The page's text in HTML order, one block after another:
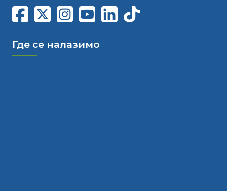
Где се налазимо